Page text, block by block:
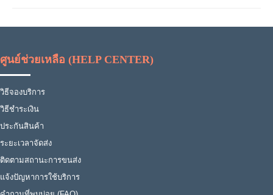
ศูนย์ช่วยเหลือ (HELP CENTER)
วิธีจองบริการ
วิธีชำระเงิน
ประกันสินค้า
ระยะเวลาจัดส่ง
ติดตามสถานะการขนส่ง
แจ้งปัญหาการใช้บริการ